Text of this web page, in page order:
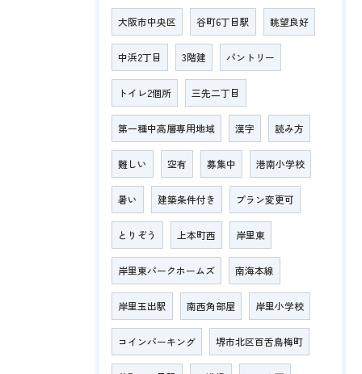
大阪市中央区 谷町6丁目駅 眺望良好
中浜2丁目 3階建 パントリー
トイレ2個所 三先二丁目
第一種中高層専用地域 漢字 読み方
難しい 空有 募集中 港南小学校
暑い 建築条件付き プラン変更可
とりぞう 上本町西 岸里東
岸里東パークホームズ 南海本線
岸里玉出駅 南西角部屋 岸里小学校
コインパーキング 堺市北区百舌鳥梅町